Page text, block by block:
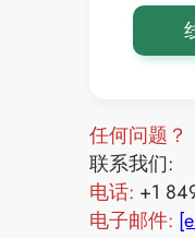
任何问题？
联系我们:
电话: +1
电子邮件: